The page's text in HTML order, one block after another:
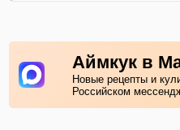
Аймкук в
Новые рецепты и
Российском